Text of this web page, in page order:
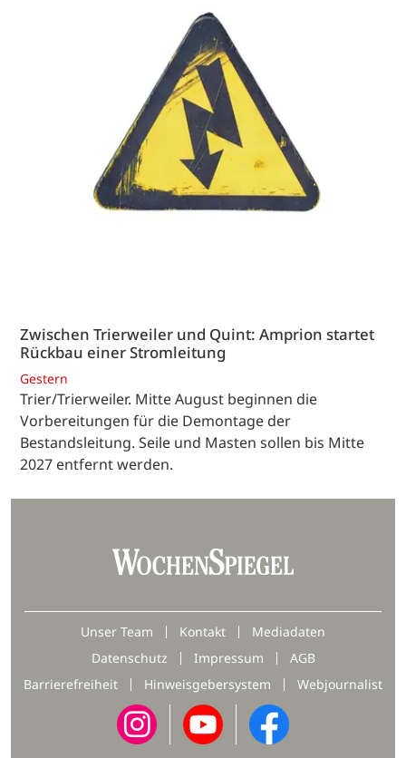
Zwischen Trierweiler und Quint: Amprion startet
Rückbau einer Stromleitung
Gestern
Trier/Trierweiler. Mitte August beginnen die
Vorbereitungen für die Demontage der
Bestandsleitung. Seile und Masten sollen bis Mitte
2027 entfernt werden.
Unser Team Kontakt
Mediadaten
Datenschutz
Impressum
AGB
Barrierefreiheit
Hinweisgebersystem Webjournalist